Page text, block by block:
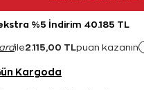
%5 İndirim 40.185 TL
ile2.115,00 TL puan kazanın
Kargoda